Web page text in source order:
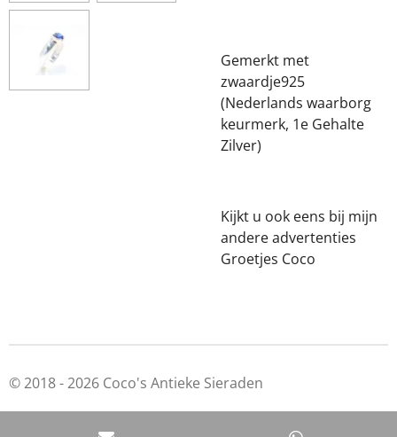
Gemerkt met
zwaardje925
(Nederlands waarborg
keurmerk, 1e Gehalte
Zilver)
Kijkt u ook eens bij mijn
andere advertenties
Groetjes Coco
© 2018 - 2026 Coco's Antieke Sieraden